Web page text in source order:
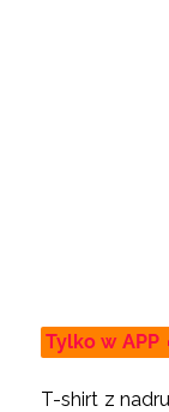
Tylko w APP
T-shirt z